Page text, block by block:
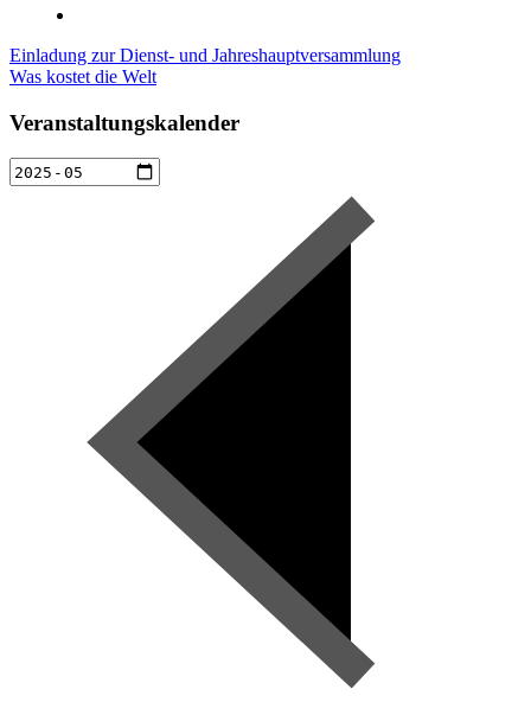
Beitragsnavigation
Vorheriger
Beitrag:
Einladung zur Dienst- und Jahreshauptversammlung
Nächster
Was kostet die Welt
Veranstaltungskalender